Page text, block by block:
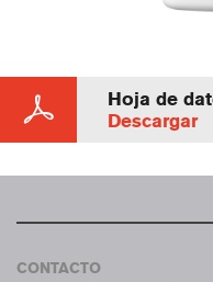
Hoja de
Descargar
CONTACTO